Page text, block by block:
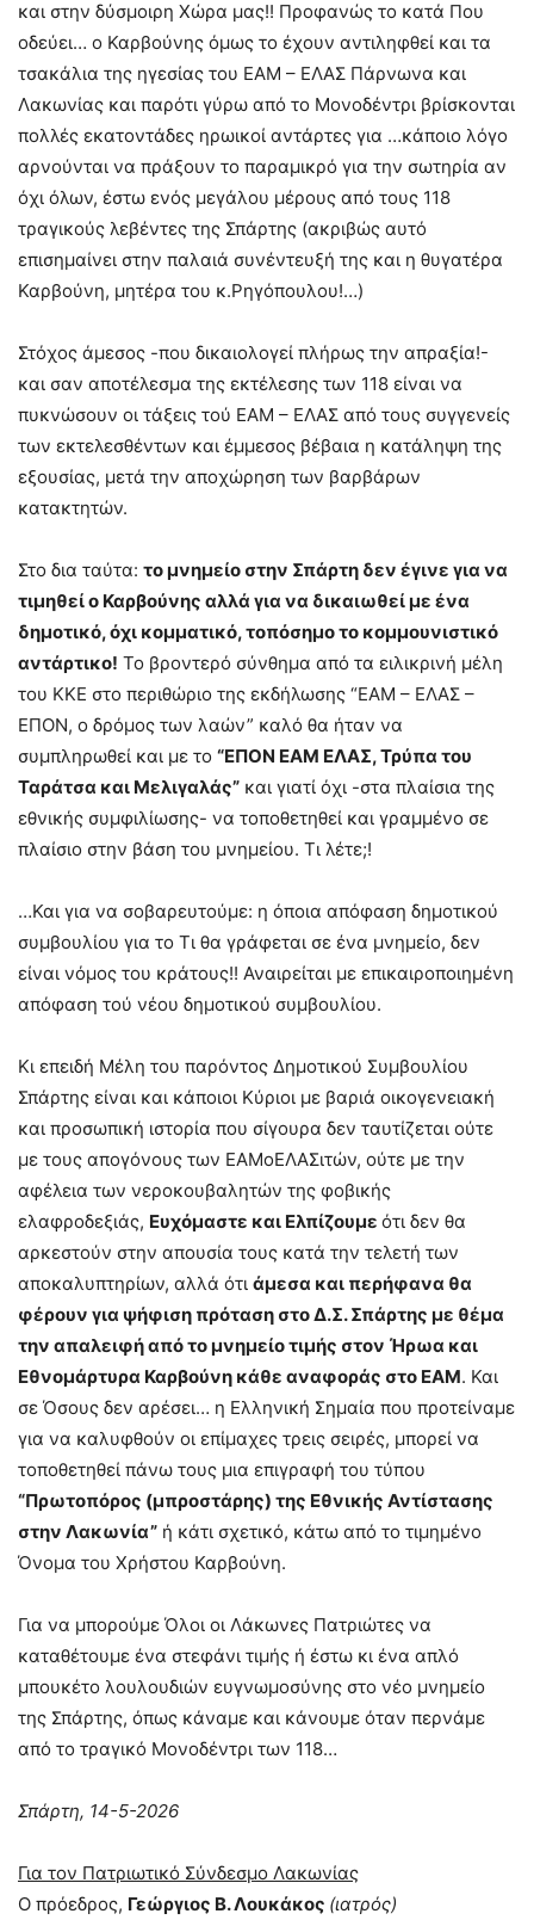
και στην δύσμοιρη Χώρα μας!! Προφανώς το κατά Που
οδεύει… ο Καρβούνης όμως το έχουν αντιληφθεί και τα
τσακάλια της ηγεσίας του ΕΑΜ – ΕΛΑΣ Πάρνωνα και
Λακωνίας και παρότι γύρω από το Μονοδέντρι βρίσκονται
πολλές εκατοντάδες ηρωικοί αντάρτες για …κάποιο λόγο
αρνούνται να πράξουν το παραμικρό για την σωτηρία αν
όχι όλων, έστω ενός μεγάλου μέρους από τους 118
τραγικούς λεβέντες της Σπάρτης (ακριβώς αυτό
επισημαίνει στην παλαιά συνέντευξή της και η θυγατέρα
Καρβούνη, μητέρα του κ.Ρηγόπουλου!…)
Στόχος άμεσος -που δικαιολογεί πλήρως την απραξία!-
και σαν αποτέλεσμα της εκτέλεσης των 118 είναι να
πυκνώσουν οι τάξεις τού ΕΑΜ – ΕΛΑΣ από τους συγγενείς
των εκτελεσθέντων και έμμεσος βέβαια η κατάληψη της
εξουσίας, μετά την αποχώρηση των βαρβάρων
κατακτητών.
Στο δια ταύτα: το μνημείο στην Σπάρτη δεν έγινε για να
τιμηθεί ο Καρβούνης αλλά για να δικαιωθεί με ένα
δημοτικό, όχι κομματικό, τοπόσημο το κομμουνιστικό
αντάρτικο! Το βροντερό σύνθημα από τα ειλικρινή μέλη
του ΚΚΕ στο περιθώριο της εκδήλωσης “ΕΑΜ – ΕΛΑΣ –
ΕΠΟΝ, ο δρόμος των λαών” καλό θα ήταν να
συμπληρωθεί και με το “ΕΠΟΝ ΕΑΜ ΕΛΑΣ, Τρύπα του
Ταράτσα και Μελιγαλάς” και γιατί όχι -στα πλαίσια της
εθνικής συμφιλίωσης- να τοποθετηθεί και γραμμένο σε
πλαίσιο στην βάση του μνημείου. Τι λέτε;!
…Και για να σοβαρευτούμε: η όποια απόφαση δημοτικού
συμβουλίου για το Τι θα γράφεται σε ένα μνημείο, δεν
είναι νόμος του κράτους!! Αναιρείται με επικαιροποιημένη
απόφαση τού νέου δημοτικού συμβουλίου.
Κι επειδή Μέλη του παρόντος Δημοτικού Συμβουλίου
Σπάρτης είναι και κάποιοι Κύριοι με βαριά οικογενειακή
και προσωπική ιστορία που σίγουρα δεν ταυτίζεται ούτε
με τους απογόνους των ΕΑΜοΕΛΑΣιτών, ούτε με την
αφέλεια των νεροκουβαλητών της φοβικής
ελαφροδεξιάς, Ευχόμαστε και Ελπίζουμε ότι δεν θα
αρκεστούν στην απουσία τους κατά την τελετή των
αποκαλυπτηρίων, αλλά ότι άμεσα και περήφανα θα
φέρουν για ψήφιση πρόταση στο Δ.Σ. Σπάρτης με θέμα
την απαλειφή από το μνημείο τιμής στον Ήρωα και
Εθνομάρτυρα Καρβούνη κάθε αναφοράς στο ΕΑΜ. Και
σε Όσους δεν αρέσει… η Ελληνική Σημαία που προτείναμε
για να καλυφθούν οι επίμαχες τρεις σειρές, μπορεί να
τοποθετηθεί πάνω τους μια επιγραφή του τύπου
“Πρωτοπόρος (μπροστάρης) της Εθνικής Αντίστασης
στην Λακωνία” ή κάτι σχετικό, κάτω από το τιμημένο
Όνομα του Χρήστου Καρβούνη.
Για να μπορούμε Όλοι οι Λάκωνες Πατριώτες να
καταθέτουμε ένα στεφάνι τιμής ή έστω κι ένα απλό
μπουκέτο λουλουδιών ευγνωμοσύνης στο νέο μνημείο
της Σπάρτης, όπως κάναμε και κάνουμε όταν περνάμε
από το τραγικό Μονοδέντρι των 118…
Σπάρτη, 14-5-2026
Για τον Πατριωτικό Σύνδεσμο Λακωνίας
Ο πρόεδρος, Γεώργιος Β. Λουκάκος (ιατρός)